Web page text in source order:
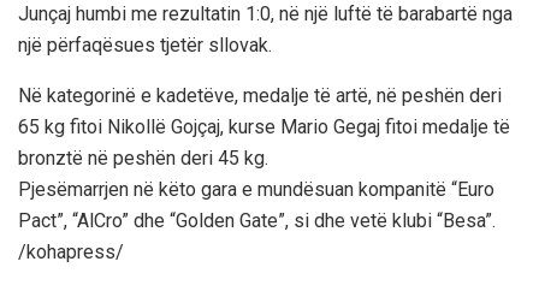
Junçaj humbi me rezultatin 1:0, në një luftë të barabartë nga
një përfaqësues tjetër sllovak.
Në kategorinë e kadetëve, medalje të artë, në peshën deri
65 kg fitoi Nikollë Gojçaj, kurse Mario Gegaj fitoi medalje të
bronztë në peshën deri 45 kg.
Pjesëmarrjen në këto gara e mundësuan kompanitë “Euro
Pact”, “AlCro” dhe “Golden Gate”, si dhe vetë klubi “Besa”.
/kohapress/